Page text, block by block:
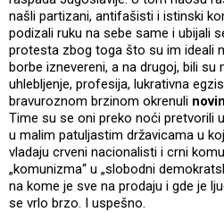
našli partizani, antifašisti i istinski
podizali ruku na sebe same i ubijali
protesta zbog toga što su im ideali
borbe iznevereni, a na drugoj, bili su
uhlebljenje, profesija, lukrativna
bravuroznom brzinom okrenuli
Time su se oni preko noći pretvorili
u malim patuljastim državicama u
vladaju crveni nacionalisti i crni
„komunizma“ u „slobodni
na kome je sve na prodaju i gde je
se vrlo brzo. I uspešno.